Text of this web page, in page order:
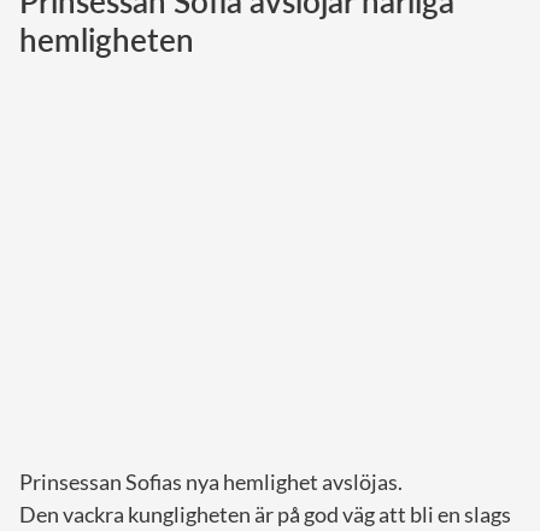
hemligheten
Prinsessan Sofias nya hemlighet avslöjas.
Den vackra kungligheten är på god väg att bli en slags